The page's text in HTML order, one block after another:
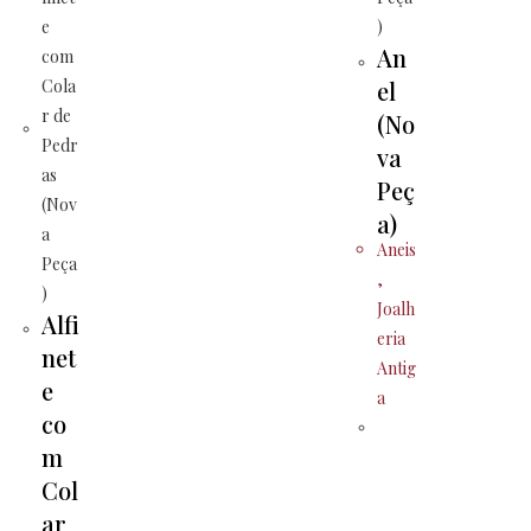
Alfi
net
e
co
m
Col
ar
An
el
(No
va
Peç
a)
Aneis
,
Joalh
eria
Antig
a